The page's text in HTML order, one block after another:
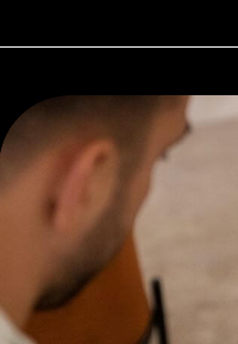
Beratung erhalten